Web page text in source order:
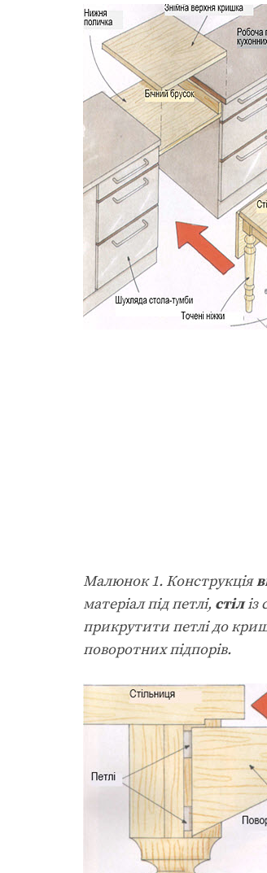
Малюнок 1. Конструкція
матеріал під петлі, стіліз
прикрутити петлі до
поворотних підпорів.